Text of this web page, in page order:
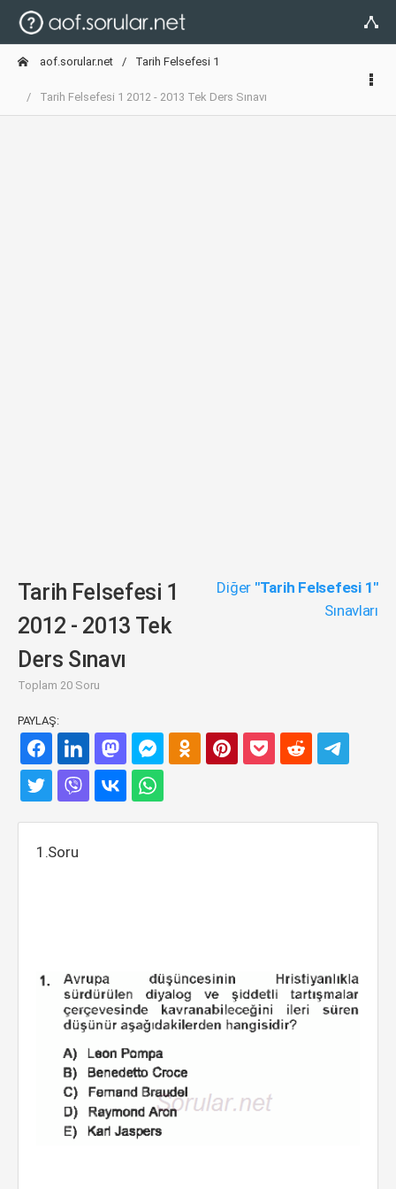
aof.sorular.net Tarih Felsefesi 1
Tarih Felsefesi 1 2012 - 2013 Tek Ders Sınavı
Tarih Felsefesi 1
2012 - 2013 Tek
Ders Sınavı
Toplam 20 Soru
Diğer "Tarih Felsefesi 1"
Sınavları
PAYLAŞ:
1.Soru